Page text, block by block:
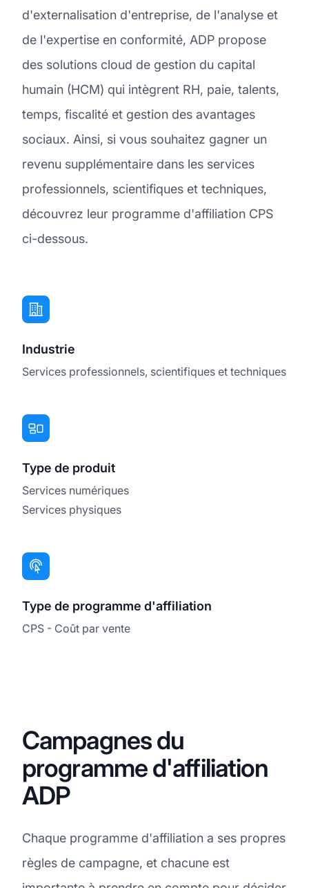
d'externalisation d'entreprise, de l'analyse et
de l'expertise en conformité, ADP propose
des solutions cloud de gestion du capital
humain (HCM) qui intègrent RH, paie, talents,
temps, fiscalité et gestion des avantages
sociaux. Ainsi, si vous souhaitez gagner un
revenu supplémentaire dans les services
professionnels, scientifiques et techniques,
découvrez leur programme d'affiliation CPS
ci-dessous.
Industrie
Services professionnels, scientifiques et techniques
Type de produit
Services numériques
Services physiques
Type de programme d'affiliation
CPS - Coût par vente
Campagnes du
programme d'affiliation
ADP
Chaque programme d'affiliation a ses propres
règles de campagne, et chacune est